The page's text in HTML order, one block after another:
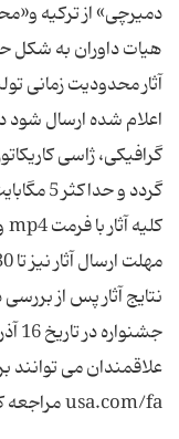
دمیرچی» از ترکیه
آثار محدودیت زمانی
اعلام شده ارسال شود
گردد و
نتایج آثار پس از